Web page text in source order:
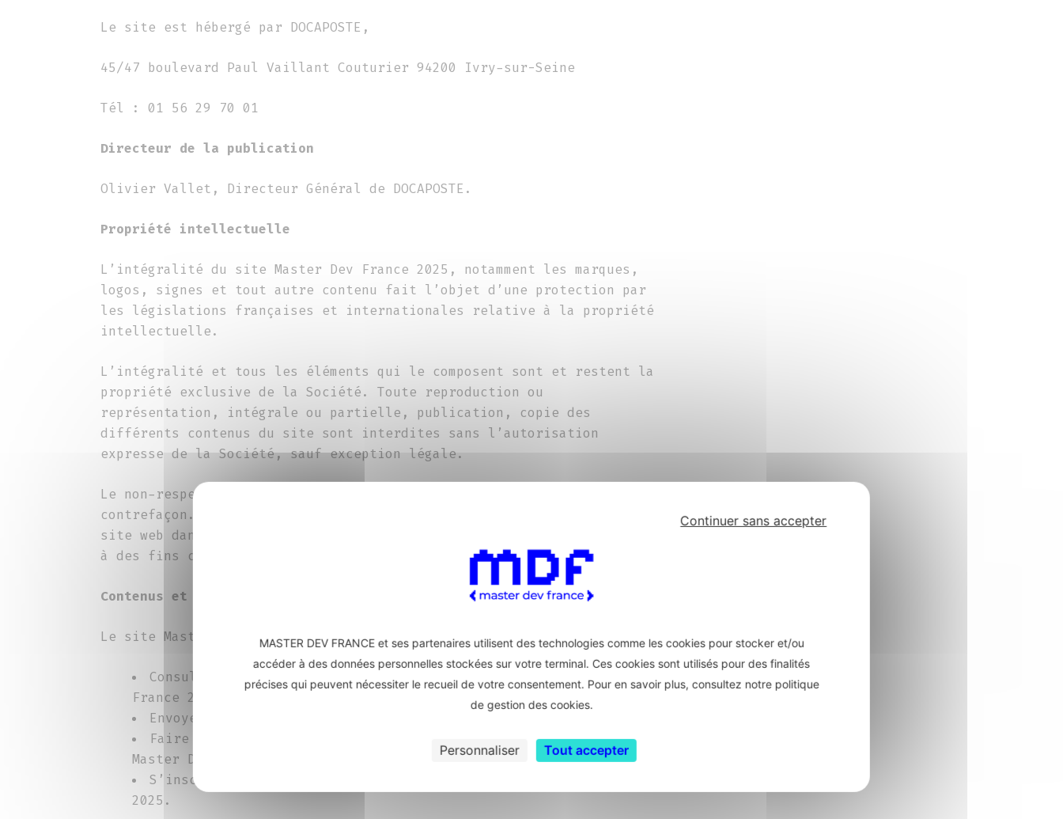
Le site est hébergé par DOCAPOSTE,
45/47 boulevard Paul Vaillant Couturier 94200 Ivry-sur-Seine
Tél : 01 56 29 70 01
Directeur de la publication
Olivier Vallet, Directeur Général de DOCAPOSTE.
Propriété intellectuelle
L’intégralité du site Master Dev France 2025, notamment les marques,
logos, signes et tout autre contenu fait l’objet d’une protection par
les législations françaises et internationales relative à la propriété
intellectuelle.
L’intégralité et tous les éléments qui le composent sont et restent la
propriété exclusive de la Société. Toute reproduction ou
représentation, intégrale ou partielle, publication, copie des
différents contenus du site sont interdites sans l’autorisation
expresse de la Société, sauf exception légale.
Le non-respect de ce droit est susceptible de constituer une
contrefaçon. L’utilisateur s’engage à une utilisation des contenus du
site web dans un cadre strictement privé. Une utilisation des contenus
à des fins commerciales est strictement interdite.
Contenus et services
Le site Master Dev France 2025 permet à ses utilisateurs de :
Consulter de l’information relative à l’actualité de Master Dev
France 2025 ;
Envoyer une demande de contact à Master Dev France 2025 ;
Faire une demande d’inscription visiteurs pour l’évènement
Master Dev France 2025 ;
S’inscrire au concours de développement du Master Dev France
2025.
Continuer sans accepter
MASTER DEV FRANCE et ses partenaires utilisent des technologies comme les cookies pour stocker et/ou
accéder à des données personnelles stockées sur votre terminal. Ces cookies sont utilisés pour des finalités
précises qui peuvent nécessiter le recueil de votre consentement. Pour en savoir plus, consultez notre politique
de gestion des cookies.
Personnaliser Tout accepter